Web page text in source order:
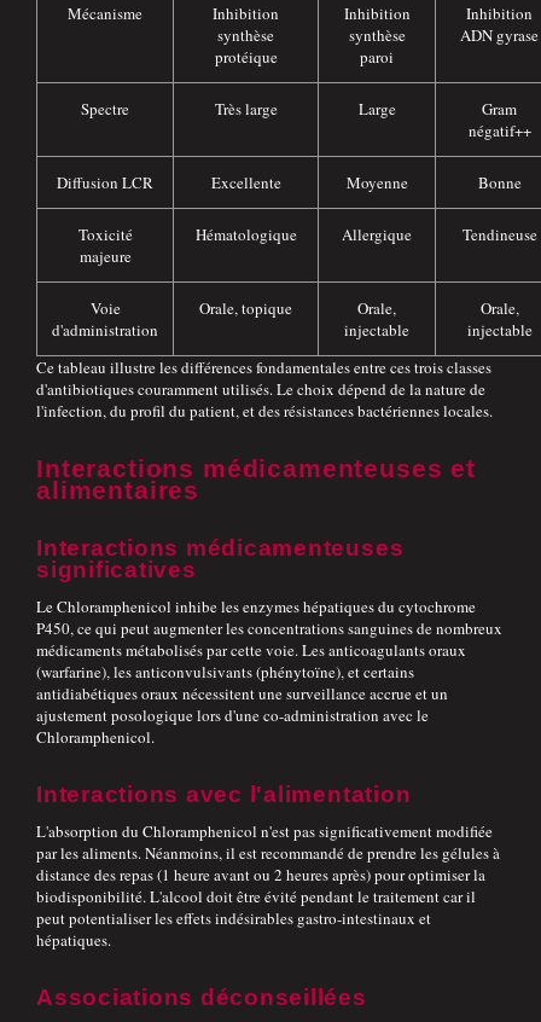
Mécanisme
Inhibition
synthèse
protéique
Inhibition
synthèse
paroi
Inhibition
ADN gyrase
Spectre Très large Large
Gram
négatif++
Diffusion LCR Excellente Moyenne Bonne
Toxicité
majeure
Hématologique Allergique Tendineuse
Voie
d'administration
Orale, topique
Orale,
injectable
Orale,
injectable
Ce tableau illustre les différences fondamentales entre ces trois classes
d'antibiotiques couramment utilisés. Le choix dépend de la nature de
l'infection, du profil du patient, et des résistances bactériennes locales.
Interactions médicamenteuses et
alimentaires
Interactions médicamenteuses
significatives
Le Chloramphenicol inhibe les enzymes hépatiques du cytochrome
P450, ce qui peut augmenter les concentrations sanguines de nombreux
médicaments métabolisés par cette voie. Les anticoagulants oraux
(warfarine), les anticonvulsivants (phénytoïne), et certains
antidiabétiques oraux nécessitent une surveillance accrue et un
ajustement posologique lors d'une co-administration avec le
Chloramphenicol.
Interactions avec l'alimentation
L'absorption du Chloramphenicol n'est pas significativement modifiée
par les aliments. Néanmoins, il est recommandé de prendre les gélules à
distance des repas (1 heure avant ou 2 heures après) pour optimiser la
biodisponibilité. L'alcool doit être évité pendant le traitement car il
peut potentialiser les effets indésirables gastro-intestinaux et
hépatiques.
Associations déconseillées